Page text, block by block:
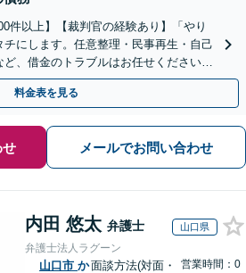
件以上】【裁判官の経験あり】「やり
にします。任意整理・民事再生・自己
、借金のトラブルはお任せください。
可能】
料金表を見る
メールでお問い合わせ
内田 悠太 弁護士 山口県
弁護士法人ラグーン
山口市 か面談方法(対面・
営業時間：0